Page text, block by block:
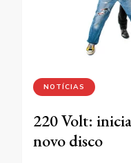
NOTÍCIAS
220 Volt:
novo disco